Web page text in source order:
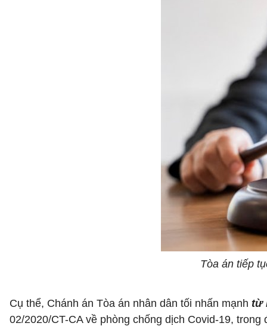
Tòa án tiếp
Cụ thể, Chánh án Tòa án nhân dân tối nhấn mạnh từ
02/2020/CT-CA về phòng chống dịch Covid-19,